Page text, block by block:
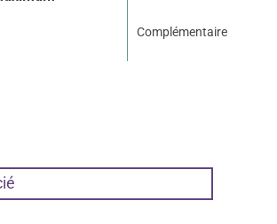
Complémentaire